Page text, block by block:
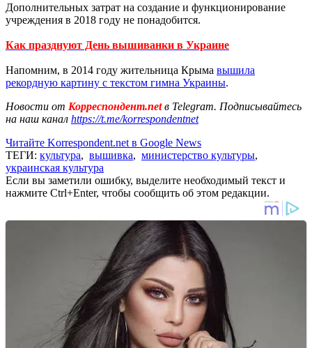
Дополнительных затрат на создание и функционирование
учреждения в 2018 году не понадобится.
Как празднуют День вышиванки в Украине
Напомним, в 2014 году жительница Крыма вышила
рекордную картину с текстом гимна Украины.
Новости от Корреспондент.netв Telegram. Подписывайтесь
на наш канал https://t.me/korrespondentnet
Читайте Korrespondent.net в Google News
ТЕГИ: культура, вышивка, министерство культуры,
украинская культура
Если вы заметили ошибку, выделите необходимый текст и
нажмите Ctrl+Enter, чтобы сообщить об этом редакции.